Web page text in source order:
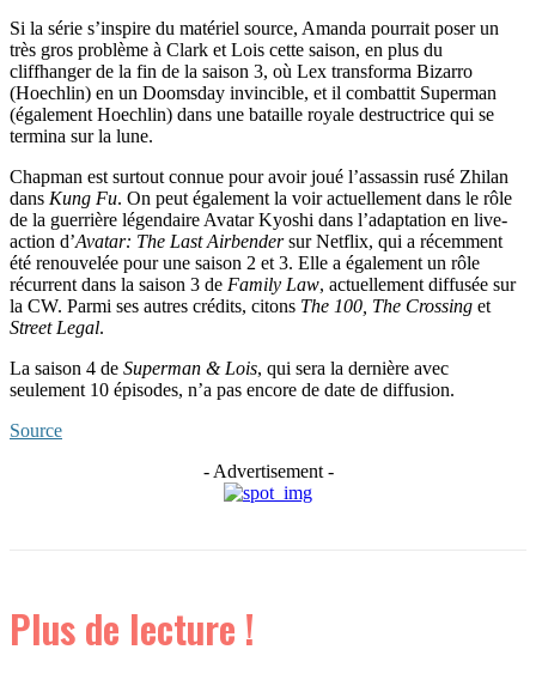
Si la série s’inspire du matériel source, Amanda pourrait poser un
très gros problème à Clark et Lois cette saison, en plus du
cliffhanger de la fin de la saison 3, où Lex transforma Bizarro
(Hoechlin) en un Doomsday invincible, et il combattit Superman
(également Hoechlin) dans une bataille royale destructrice qui se
termina sur la lune.
Chapman est surtout connue pour avoir joué l’assassin rusé Zhilan
dans Kung Fu. On peut également la voir actuellement dans le rôle
de la guerrière légendaire Avatar Kyoshi dans l’adaptation en live-
action d’Avatar: The Last Airbendersur Netflix, qui a récemment
été renouvelée pour une saison 2 et 3. Elle a également un rôle
récurrent dans la saison 3 de Family Law, actuellement diffusée sur
la CW. Parmi ses autres crédits, citons The 100, The Crossing et
Street Legal.
La saison 4 de Superman & Lois, qui sera la dernière avec
seulement 10 épisodes, n’a pas encore de date de diffusion.
Source
- Advertisement -
Plus de lecture !